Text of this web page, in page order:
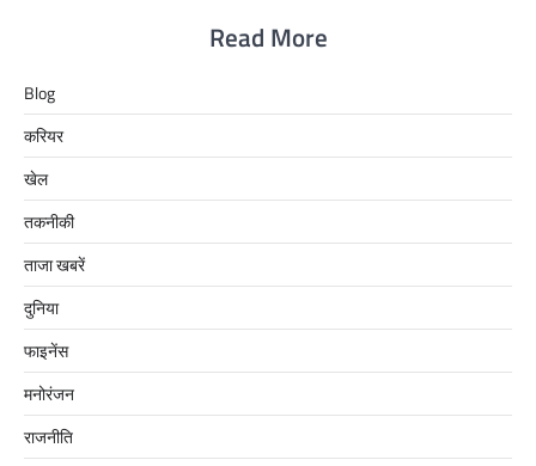
Read More
Blog
करियर
खेल
तकनीकी
ताजा खबरें
दुनिया
फाइनेंस
मनोरंजन
राजनीति